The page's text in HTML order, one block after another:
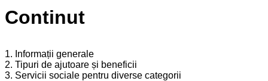
Continut
1. Informații generale
2. Tipuri de ajutoare și beneficii
3. Servicii sociale pentru diverse categorii